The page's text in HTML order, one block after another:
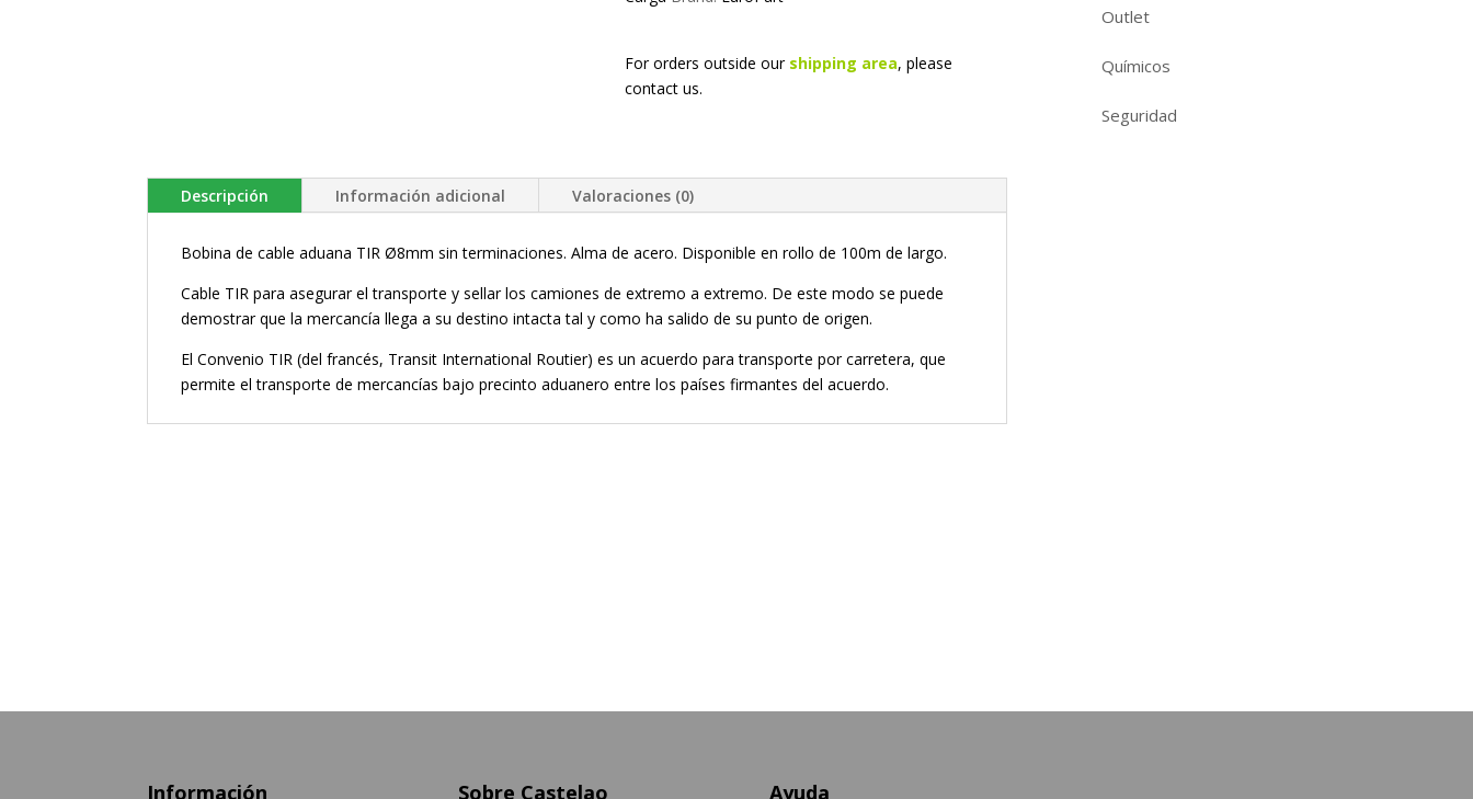
For orders outside our shipping area, please
contact us.
Descripción Información adicional Valoraciones (0)
Bobina de cable aduana TIR Ø8mm sin terminaciones. Alma de acero. Disponible en rollo de 100m de largo.
Cable TIR para asegurar el transporte y sellar los camiones de extremo a extremo. De este modo se puede
demostrar que la mercancía llega a su destino intacta tal y como ha salido de su punto de origen.
El Convenio TIR (del francés, Transit International Routier) es un acuerdo para transporte por carretera, que
permite el transporte de mercancías bajo precinto aduanero entre los países firmantes del acuerdo.
Outlet
Químicos
Seguridad
Información Sobre Castelao Ayuda